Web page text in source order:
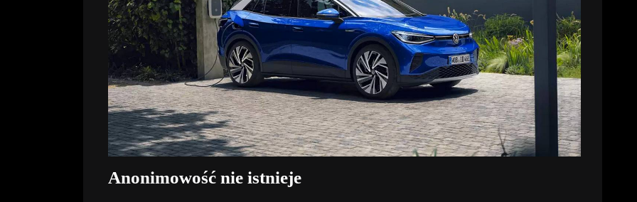
Anonimowość nie istnieje